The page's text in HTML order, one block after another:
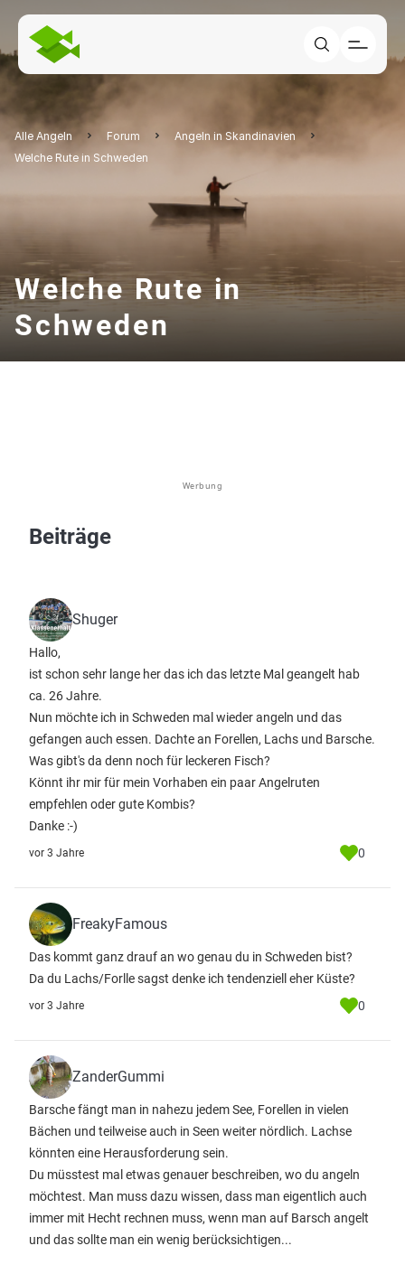
Alle Angeln Forum
Angeln in Skandinavien
Welche Rute in Schweden
Welche Rute in
Schweden
Werbung
Beiträge
Shuger
Hallo,
ist schon sehr lange her das ich das letzte Mal geangelt hab
ca. 26 Jahre.
Nun möchte ich in Schweden mal wieder angeln und das
gefangen auch essen. Dachte an Forellen, Lachs und Barsche.
Was gibt's da denn noch für leckeren Fisch?
Könnt ihr mir für mein Vorhaben ein paar Angelruten
empfehlen oder gute Kombis?
Danke :-)
vor 3 Jahre 0
FreakyFamous
Das kommt ganz drauf an wo genau du in Schweden bist?
Da du Lachs/Forlle sagst denke ich tendenziell eher Küste?
vor 3 Jahre 0
ZanderGummi
Barsche fängt man in nahezu jedem See, Forellen in vielen
Bächen und teilweise auch in Seen weiter nördlich. Lachse
könnten eine Herausforderung sein.
Du müsstest mal etwas genauer beschreiben, wo du angeln
möchtest. Man muss dazu wissen, dass man eigentlich auch
immer mit Hecht rechnen muss, wenn man auf Barsch angelt
und das sollte man ein wenig berücksichtigen...